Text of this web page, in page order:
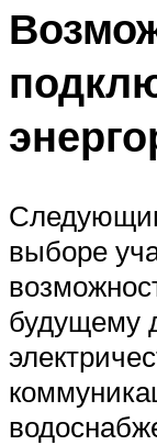
выборе
будущему